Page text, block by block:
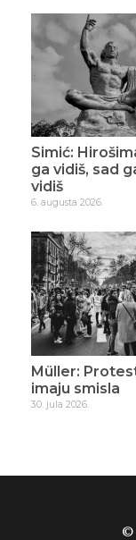
Simić:
ga vidiš, sad
vidiš
6. augusta 2026.
Müller:
imaju smisla
30. jula 2026.
©